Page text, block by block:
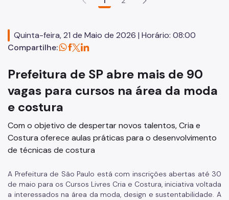
Mãos e Mentes Paulistanas
SP Coopera
Programa Fashion Sampa
Vitalidade+ SP
MEI - Microempreendedor Individual
Afroempreendedorismo
Programa Cozinha Escola
Programa Tem Saída
A Gastronomia em São Paulo
Quinta-feira, 21 de Maio de 2026 | Horário: 08:00
Compartilhe:
Prefeitura de SP abre mais de 90
vagas para cursos na área da moda
e costura
Com o objetivo de despertar novos talentos, Cria e
Costura oferece aulas práticas para o desenvolvimento
de técnicas de costura
A Prefeitura de São Paulo está com inscrições abertas até 30
de maio para os Cursos Livres Cria e Costura, iniciativa voltada
a interessados na área da moda, design e sustentabilidade. A